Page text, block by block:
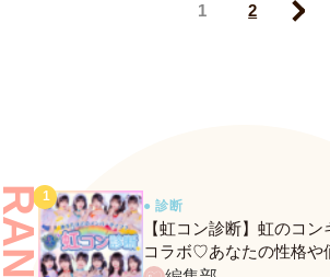
1 2
● 診断
【虹コン診断】虹のコ
コラボ♡あなたの性格や